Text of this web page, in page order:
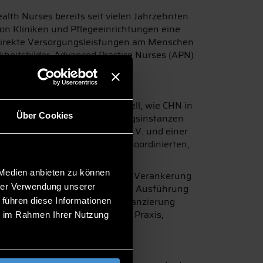
Über Cookies
anbieten zu können
Verwendung unserer
diese Informationen
Rahmen Ihrer Nutzung
Nurses bereits seit vielen Jahrzehnten
Kliniken und Pflegeeinrichtungen eine
Versorgungsleistungen am Menschen
Advanced Practice Nurses (APN)
Patienten stationär.
erarbeitete ein Modell, wie CHN in
mit bestehenden Versorgungsinstanzen
Bayerischen Roten Kreuz e.V. und einer
Ziel ist der Aufbau einer koordinierten,
in der gesetzlichen Verankerung
ist die Haftungsfrage bei der Ausführung
die eine Regelfinanzierung
Innovationsbereitschaft der Praxis,